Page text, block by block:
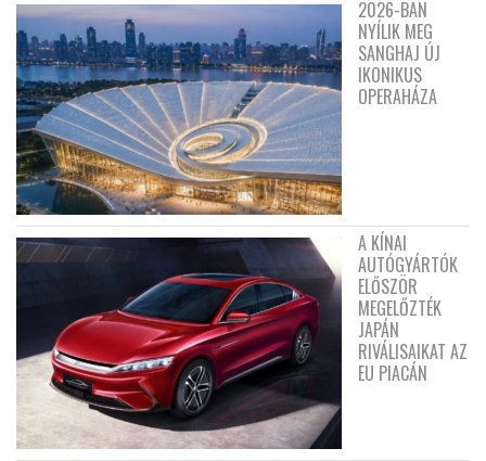
2026-BAN
NYÍLIK MEG
SANGHAJ ÚJ
IKONIKUS
OPERAHÁZA
A KÍNAI
AUTÓGYÁRTÓK
ELŐSZÖR
MEGELŐZTÉK
JAPÁN
RIVÁLISAIKAT AZ
EU PIACÁN